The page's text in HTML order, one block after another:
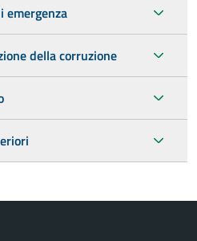
della corruzione